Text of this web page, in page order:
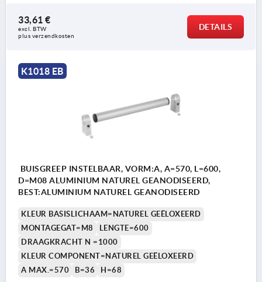
33,61 €
excl. BTW
plus verzendkosten
DETAILS
K1018 EB
BUISGREEP INSTELBAAR, VORM:A, A=570, L=600,
D=M08 ALUMINIUM NATUREL GEANODISEERD,
BEST:ALUMINIUM NATUREL GEANODISEERD
KLEUR BASISLICHAAM=NATUREL GEËLOXEERD
MONTAGEGAT=M8
LENGTE=600
DRAAGKRACHT N =1000
KLEUR COMPONENT=NATUREL GEËLOXEERD
A MAX.=570
B=36 H=68